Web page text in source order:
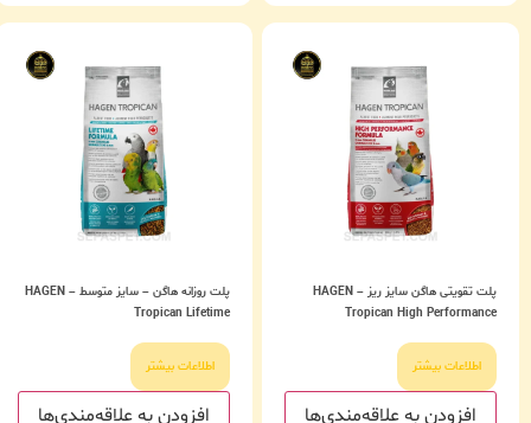
پلت تقویتی هاگن سایز ریز – HAGEN
Tropican High Performance
اطلاعات بیشتر
افزودن به علاقه‌مندی‌ها
پلت روزانه هاگن – سایز متوسط – HAGEN
Tropican Lifetime
اطلاعات بیشتر
افزودن به علاقه‌مندی‌ها